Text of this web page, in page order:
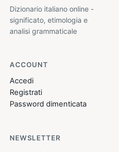
Dizionario italiano online -
significato, etimologia e
analisi grammaticale
ACCOUNT
Accedi
Registrati
Password dimenticata
NEWSLETTER